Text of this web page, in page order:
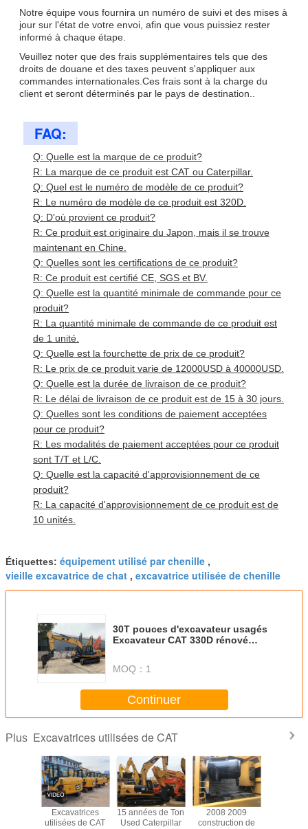
Notre équipe vous fournira un numéro de suivi et des mises à
jour sur l'état de votre envoi, afin que vous puissiez rester
informé à chaque étape.
Veuillez noter que des frais supplémentaires tels que des
droits de douane et des taxes peuvent s'appliquer aux
commandes internationales.Ces frais sont à la charge du
client et seront déterminés par le pays de destination..
FAQ:
Q: Quelle est la marque de ce produit?
R: La marque de ce produit est CAT ou Caterpillar.
Q: Quel est le numéro de modèle de ce produit?
R: Le numéro de modèle de ce produit est 320D.
Q: D'où provient ce produit?
R: Ce produit est originaire du Japon, mais il se trouve
maintenant en Chine.
Q: Quelles sont les certifications de ce produit?
R: Ce produit est certifié CE, SGS et BV.
Q: Quelle est la quantité minimale de commande pour ce
produit?
R: La quantité minimale de commande de ce produit est
de 1 unité.
Q: Quelle est la fourchette de prix de ce produit?
R: Le prix de ce produit varie de 12000USD à 40000USD.
Q: Quelle est la durée de livraison de ce produit?
R: Le délai de livraison de ce produit est de 15 à 30 jours.
Q: Quelles sont les conditions de paiement acceptées
pour ce produit?
R: Les modalités de paiement acceptées pour ce produit
sont T/T et L/C.
Q: Quelle est la capacité d'approvisionnement de ce
produit?
R: La capacité d'approvisionnement de ce produit est de
10 unités.
Étiquettes: équipement utilisé par chenille ,
vieille excavatrice de chat , excavatrice utilisée de chenille
30T pouces d'excavateur usagés
Excavateur CAT 330D rénové
MOQ： 1
Continuer
Plus Excavatrices utilisées de CAT
Excavatrice
d'occasion
système 312D de
With Swinging
La commande de
combustion